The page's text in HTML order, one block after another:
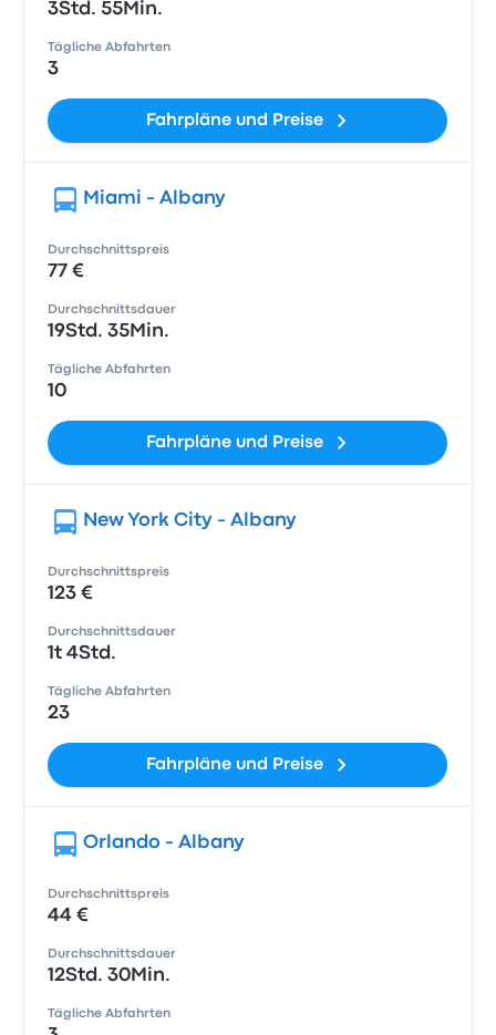
3Std. 55Min.
Tägliche Abfahrten
3
Fahrpläne und Preise
Miami - Albany
Durchschnittspreis
77 €
Durchschnittsdauer
19Std. 35Min.
Tägliche Abfahrten
10
Fahrpläne und Preise
New York City - Albany
Durchschnittspreis
123 €
Durchschnittsdauer
1t 4Std.
Tägliche Abfahrten
23
Fahrpläne und Preise
Orlando - Albany
Durchschnittspreis
44 €
Durchschnittsdauer
12Std. 30Min.
Tägliche Abfahrten